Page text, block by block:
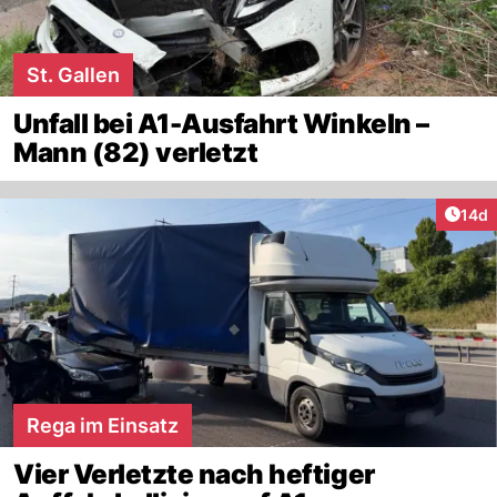
St. Gallen
Unfall bei A1-Ausfahrt Winkeln –
Mann (82) verletzt
14d
Rega im Einsatz
Vier Verletzte nach heftiger